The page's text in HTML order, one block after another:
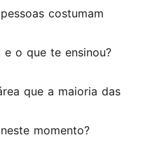
costumam
o que te ensinou?
que a maioria das
momento?